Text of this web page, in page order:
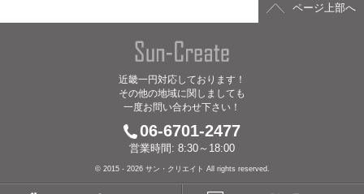
ページ上部へ
近畿一円対応しております！
その他の地域に関しましても
一度お問い合わせ下さい！
06-6701-2477
営業時間: 8:30～18:00
© 2015 - 2026 サン・クリエイト All rights reserved.